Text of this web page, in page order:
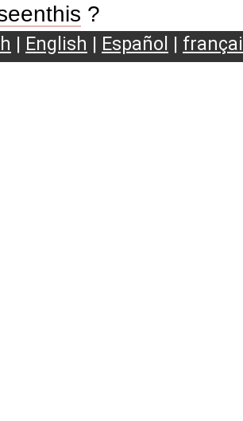
?
| English | Español |